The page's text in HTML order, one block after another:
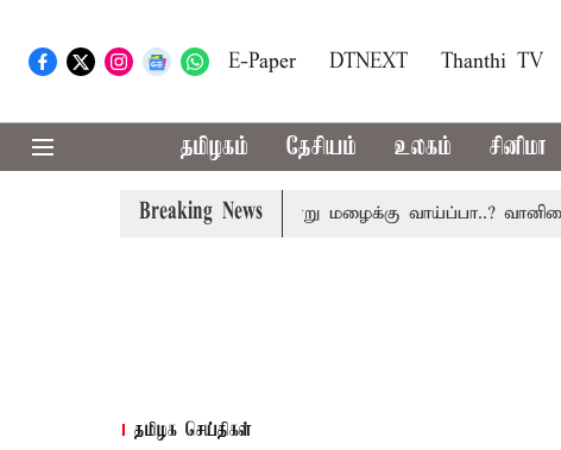
E-Paper DTNEXT Thanthi TV
தமிழகம் தேசியம் உலகம் சினிமா
Breaking News
தமிழகத்தில் இன்று மழைக்கு வாய்ப்பா..? வானிலை
தமிழக செய்திகள்